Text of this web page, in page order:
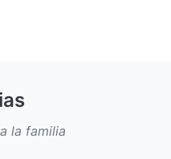
la familia